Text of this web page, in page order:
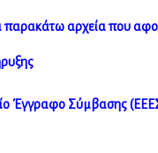
παρακάτω αρχεία που
Έγγραφο Σύμβασης